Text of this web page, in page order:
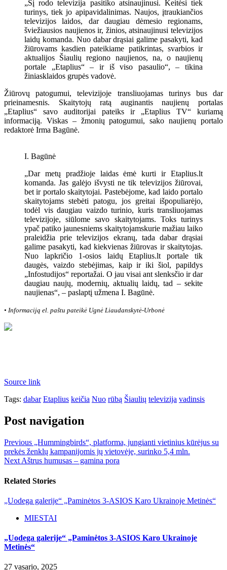
„Šį rodo televizija pasitiko atsinaujinusi. Keitėsi tiek
turinys, tiek jo apipavidalinimas. Naujos, įtraukiančios
televizijos laidos, dar daugiau dėmesio regionams,
šviežiausios naujienos ir, žinios, atsinaujinusi televizijos
laidų komanda. Nuo dabar drąsiai galime pasakyti, kad
žiūrovams kasdien pateikiame patikrintas, svarbios ir
aktualijos Šiaulių regiono naujienos, na, o naujienų
portale „Etaplius“ – ir iš viso pasaulio“, – tikina
žiniasklaidos grupės vadovė.
Žiūrovų patogumui, televizijoje transliuojamas turinys bus dar
prieinamesnis. Skaitytojų ratą auginantis naujienų portalas
„Etaplius“ savo auditorijai pateiks ir „Etaplius TV“ kuriamą
informaciją. Viskas – žmonių patogumui, sako naujienų portalo
redaktorė Irma Bagūnė.
I. Bagūnė
„Dar metų pradžioje laidas ėmė kurti ir Etaplius.lt
komanda. Jas galėjo išvysti ne tik televizijos žiūrovai,
bet ir portalo skaitytojai. Pastebėjome, kad laido portalo
skaitytojams stebėti patogu, jos greitai išpopuliarėjo,
todėl vis daugiau vaizdo turinio, kuris transliuojamas
televizijoje, siūlome savo skaitytojams. Toks turinys
ypač patiko jaunesniems skaitytojamskurie mažiau laiko
praleidžia prie televizijos ekranų, tada dabar drąsiai
galime pasakyti, kad kiekvienas žiūrovas ir skaitytojas.
Nuo lapkričio 1-osios laidų Etaplius.lt portale tik
daugės, vaizdo stebėjimas, kaip ir iki šiol, papildys
„Infostudijos“ reportažai. O jau visai ant slenksčio ir dar
daugiau naujų, modernių, aktualių laidų, tad – sekite
naujienas“, – paslaptį užmena I. Bagūnė.
• Informaciją el. paštu pateikė Ugnė Liaudanskytė-Urbonė
Source link
Tags: dabar Etaplius keičia Nuo rūbą Šiaulių televizija vadinsis
Post navigation
Previous „Hummingbirds“, platforma, jungianti vietinius kūrėjus su
prekės ženklų kampanijomis jų vietovėje, surinko 5,4 mln.
Next Aštrus humusas – gamina pora
Related Stories
„Uodega galerije“ „Paminėtos 3-ASIOS Karo Ukrainoje Metinės“
MIESTAI
„Uodega galerije“ „Paminėtos 3-ASIOS Karo Ukrainoje
Metinės“
27 vasario, 2025